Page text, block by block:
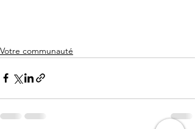
Votre communauté